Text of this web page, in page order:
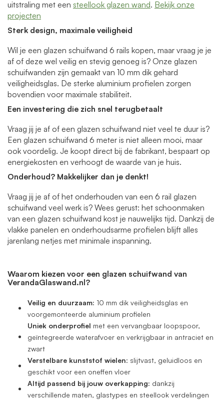
uitstraling met een steellook glazen wand. Bekijk onze
projecten
Sterk design, maximale veiligheid
Wil je een glazen schuifwand 6 rails kopen, maar vraag je je
af of deze wel veilig en stevig genoeg is? Onze glazen
schuifwanden zijn gemaakt van 10 mm dik gehard
veiligheidsglas. De sterke aluminium profielen zorgen
bovendien voor maximale stabiliteit.
Een investering die zich snel terugbetaalt
Vraag jij je af of een glazen schuifwand niet veel te duur is?
Een glazen schuifwand 6 meter is niet alleen mooi, maar
ook voordelig. Je koopt direct bij de fabrikant, bespaart op
energiekosten en verhoogt de waarde van je huis.
Onderhoud? Makkelijker dan je denkt!
Vraag jij je af of het onderhouden van een 6 rail glazen
schuifwand veel werk is? Wees gerust: het schoonmaken
van een glazen schuifwand kost je nauwelijks tijd. Dankzij de
vlakke panelen en onderhoudsarme profielen blijft alles
jarenlang netjes met minimale inspanning.
Waarom kiezen voor een glazen schuifwand van
VerandaGlaswand.nl?
Veilig en duurzaam: 10 mm dik veiligheidsglas en
voorgemonteerde aluminium profielen
Uniek onderprofiel met een vervangbaar loopspoor,
geïntegreerde waterafvoer en verkrijgbaar in antraciet en
zwart
Verstelbare kunststof wielen: slijtvast, geluidloos en
geschikt voor een oneffen vloer
Altijd passend bij jouw overkapping: dankzij
verschillende maten, glastypes en steellook verdelingen